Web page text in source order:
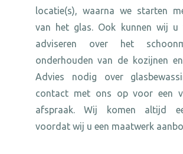
locatie(s), waarna we starten
van het glas. Ook kunnen wij u
adviseren over het
onderhouden van de kozijnen
Advies nodig over
contact met ons op voor een
afspraak. Wij komen altijd
voordat wij u een maatwerk